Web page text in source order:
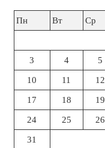
Пн
Вт Ср
3 4 5
10 11 12
17 18 19
24 25 26
31